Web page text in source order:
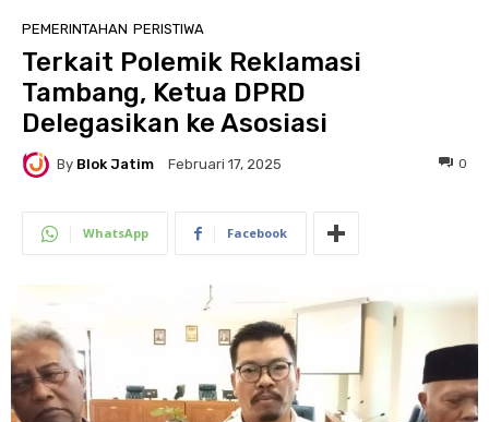
PEMERINTAHAN PERISTIWA
Terkait Polemik Reklamasi
Tambang, Ketua DPRD
Delegasikan ke Asosiasi
By Blok Jatim Februari 17, 2025 0
WhatsApp Facebook